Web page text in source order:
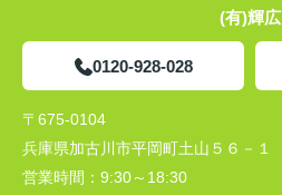
(有)輝広
0120-928-028
〒675-0104
兵庫県加古川市平岡町土山５６－１
営業時間： 9:30～18:30